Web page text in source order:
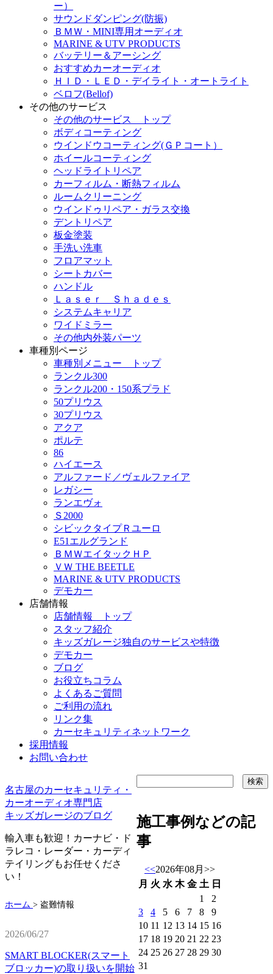
ー）
サウンドダンピング(防振)
ＢＭＷ・MINI専用オーディオ
MARINE & UTV PRODUCTS
バッテリー＆アーシング
おすすめカーオーディオ
ＨＩＤ・ＬＥＤ・デイライト・オートライト
ベロフ(Bellof)
その他のサービス
その他のサービス トップ
ボディコーティング
ウインドウコーティング(ＧＰコート）
ホイールコーティング
ヘッドライトリペア
カーフィルム・断熱フィルム
ルームクリーニング
ウインドゥリペア・ガラス交換
デントリペア
板金塗装
手洗い洗車
フロアマット
シートカバー
ハンドル
Ｌａｓｅｒ Ｓｈａｄｅｓ
システムキャリア
ワイドミラー
その他内外装パーツ
車種別ページ
車種別メニュー トップ
ランクル300
ランクル200・150系プラド
50プリウス
30プリウス
アクア
ポルテ
86
ハイエース
アルファード／ヴェルファイア
レガシー
ランエヴォ
Ｓ2000
シビックタイプＲユーロ
E51エルグランド
ＢＭＷエイタックＨＰ
ＶＷ THE BEETLE
MARINE & UTV PRODUCTS
デモカー
店舗情報
店舗情報 トップ
スタッフ紹介
キッズガレージ独自のサービスや特徴
デモカー
ブログ
お役立ちコラム
よくあるご質問
ご利用の流れ
リンク集
カーセキュリティネットワーク
採用情報
お問い合わせ
名古屋のカーセキュリティ・
カーオーディオ専門店
キッズガレージのブログ
輸入車も歓迎！カーナビ・ド
ラレコ・レーダー・カーディ
テイリングもお任せくださ
い！
ホーム > 盗難情報
2026/06/27
SMART BLOCKER(スマート
ブロッカー)の取り扱いを開始
施工事例などの記
事
<<2026年08月 >>
月 火 水 木 金 土 日
1
2
3
4 5 6 7 8
9
10 11 12 13 14 15 16
17 18 19 20 21 22 23
24 25 26 27 28 29 30
31